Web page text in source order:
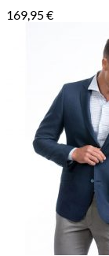
169,95€